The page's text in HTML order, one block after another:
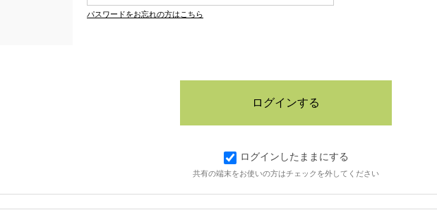
パスワードをお忘れの方はこちら
ログインしたままにする
共有の端末をお使いの方はチェックを外してください